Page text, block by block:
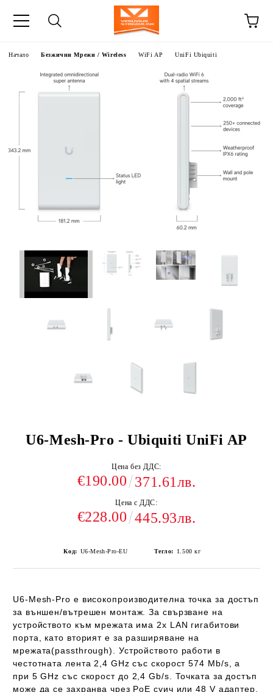
Начало Безжични Мрежи / Wireless WiFi AP UniFi Ubiquiti
U6-Mesh-Pro - Ubiquiti UniFi AP
Цена без ДДС:
€190.00 371.61лв.
Цена с ДДС:
€228.00 445.93лв.
Код: U6-Mesh-Pro-EU Тегло: 1.500 кг
U6-Mesh-Pro е високопроизводителна точка за достъп
за външен/вътрешен монтаж. За свързване на
устройството към мрежата има 2x LAN гигабитови
порта, като вторият е за разширяване на
мрежата(passthrough)
. Устройството работи в
честотната лента 2,4 GHz със скорост574 Mb/s , а
при 5 GHz със скорост до 2,4 Gb/s . Точката за достъп
може да се захранва чрез PoE суич или 48 V адаптер,